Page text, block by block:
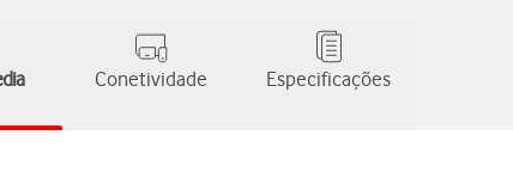
Conetividade Especificações